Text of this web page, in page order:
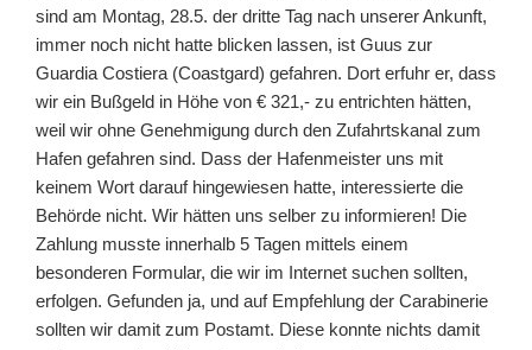
sind am Montag, 28.5. der dritte Tag nach unserer Ankunft,
immer noch nicht hatte blicken lassen, ist Guus zur
Guardia Costiera (Coastgard) gefahren. Dort erfuhr er, dass
wir ein Bußgeld in Höhe von € 321,- zu entrichten hätten,
weil wir ohne Genehmigung durch den Zufahrtskanal zum
Hafen gefahren sind. Dass der Hafenmeister uns mit
keinem Wort darauf hingewiesen hatte, interessierte die
Behörde nicht. Wir hätten uns selber zu informieren! Die
Zahlung musste innerhalb 5 Tagen mittels einem
besonderen Formular, die wir im Internet suchen sollten,
erfolgen. Gefunden ja, und auf Empfehlung der Carabinerie
sollten wir damit zum Postamt. Diese konnte nichts damit